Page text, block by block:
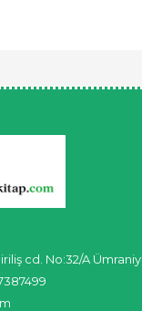
cd. No:32/A